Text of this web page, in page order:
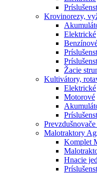
Krovinorezy,
Elektrické
Žacie
Kultivátory,
Elektrické
Motorové
Malotraktory
Komplet
Hnacie